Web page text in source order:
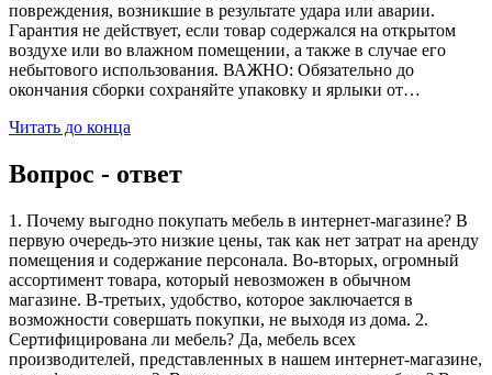
повреждения, возникшие в результате удара или аварии.
Гарантия не действует, если товар содержался на открытом
воздухе или во влажном помещении, а также в случае его
небытового использования. ВАЖНО: Обязательно до
окончания сборки сохраняйте упаковку и ярлыки от…
Читать до конца
Вопрос - ответ
1. Почему выгодно покупать мебель в интернет-магазине? В
первую очередь-это низкие цены, так как нет затрат на аренду
помещения и содержание персонала. Во-вторых, огромный
ассортимент товара, который невозможен в обычном
магазине. В-третьих, удобство, которое заключается в
возможности совершать покупки, не выходя из дома. 2.
Сертифицирована ли мебель? Да, мебель всех
производителей, представленных в нашем интернет-магазине,